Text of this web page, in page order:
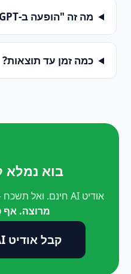
מה זה "הופעה ב-ChatGPT"?
כמה זמן עד תוצאות?
בוא נמלא
אודיט AI חינם. ואל תשכח —
מרוצה. אף
קבל אודיט AI חינם עכשיו